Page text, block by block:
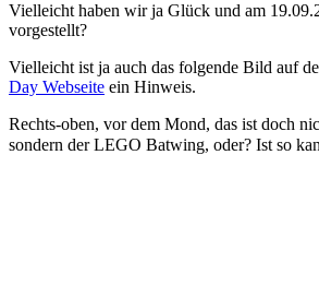
Vielleicht haben wir ja Glück und am
vorgestellt?
Vielleicht ist ja auch das folgende Bild auf
Day Webseite ein Hinweis.
Rechts-oben, vor dem Mond, das ist doch
sondern der LEGO Batwing, oder? Ist so